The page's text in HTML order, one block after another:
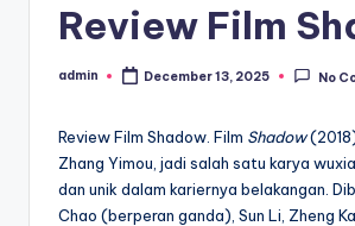
Review Film
Posted
admin December 13, 2025 No
Review Film Shadow. Film Shadow
Zhang Yimou, jadi salah satu karya
dan unik dalam kariernya belakangan.
Chao (berperan ganda), Sun Li, Zheng